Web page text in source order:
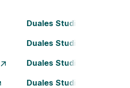
Duales Studium Bielefeld
Duales Studium Darmstadt
Duales Studium Essen
Duales Studium Kassel